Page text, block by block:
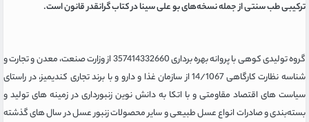
ترکیبی طب سنتی از جمله نسخه‌های بو علی سینا در کتاب گرانقدر قانون است.
گروه تولیدی کوهی با پروانه بهره برداری 357414332660 از وزارت صنعت، معدن و تجارت و
شناسه نظارت کارگاهی 14/1067 از سازمان غذا و دارو و با برند تجاری کندیمیز، در راستای
سیاست های اقتصاد مقاومتی و با اتکا به دانش نوین زنبورداری در زمینه های تولید و
بسته‌بندی و صادرات انواع عسل طبیعی و سایر محصولات زنبور عسل در سال های گذشته